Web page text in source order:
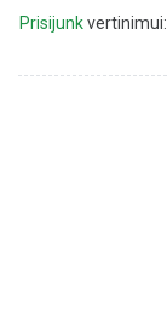
Prisijunkvertinimui: